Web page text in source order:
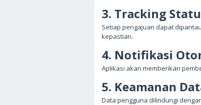
3. Tracking
Setiap pengajuan dapat
kepastian.
4. Notifikasi
Aplikasi akan memberikan
5. Keamanan
Data pengguna dilindungi